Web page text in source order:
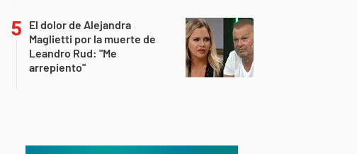
El dolor de Alejandra
Maglietti por la muerte de
Leandro Rud: "Me
arrepiento"